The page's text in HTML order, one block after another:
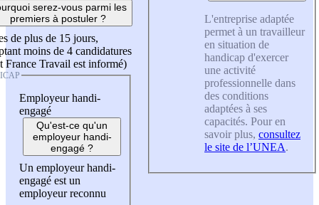
serez-vous parmi les
premiers à postuler ?
de plus de 15 jours,
moins de 4 candidatures
France Travail est informé)
Employeur handi-
engagé
Qu'est-ce qu'un
employeur handi-
engagé ?
Un employeur handi-
engagé est un
employeur reconnu
L'entreprise adaptée
permet à un travailleur
en situation de
handicap d'exercer
une activité
professionnelle dans
des conditions
adaptées à ses
capacités. Pour en
savoir plus, consultez
le site de l’UNEA.